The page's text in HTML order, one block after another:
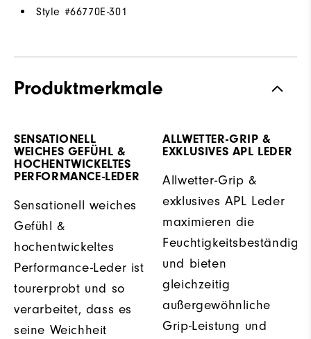
Style #66770E-301
Produktmerkmale
SENSATIONELL
WEICHES GEFÜHL &
HOCHENTWICKELTES
PERFORMANCE-LEDER
Sensationell weiches
Gefühl &
hochentwickeltes
Performance-Leder ist
tourerprobt und so
verarbeitet, dass es
seine Weichheit
ALLWETTER-GRIP &
EXKLUSIVES APL LEDER
Allwetter-Grip &
exklusives APL Leder
maximieren die
und bieten
gleichzeitig
außergewöhnliche
Grip-Leistung und